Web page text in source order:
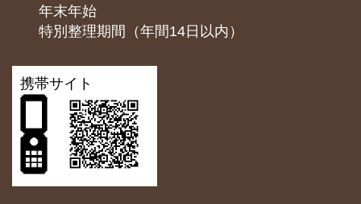
年末年始
特別整理期間（年間14日以内）
携帯サイト